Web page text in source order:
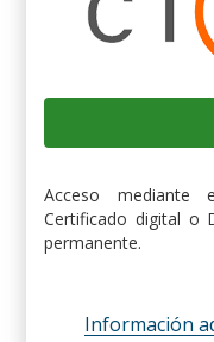
Acceso mediante
Certificado digital o
permanente.
Información